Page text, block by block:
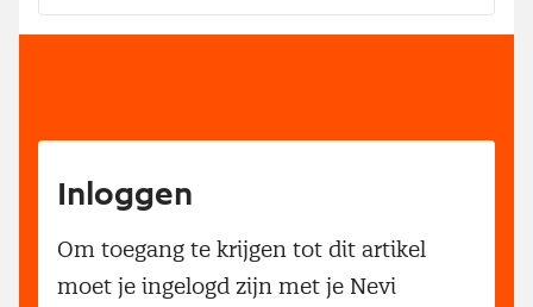
Inloggen
Om toegang te krijgen tot dit artikel
moet je ingelogd zijn met je Nevi